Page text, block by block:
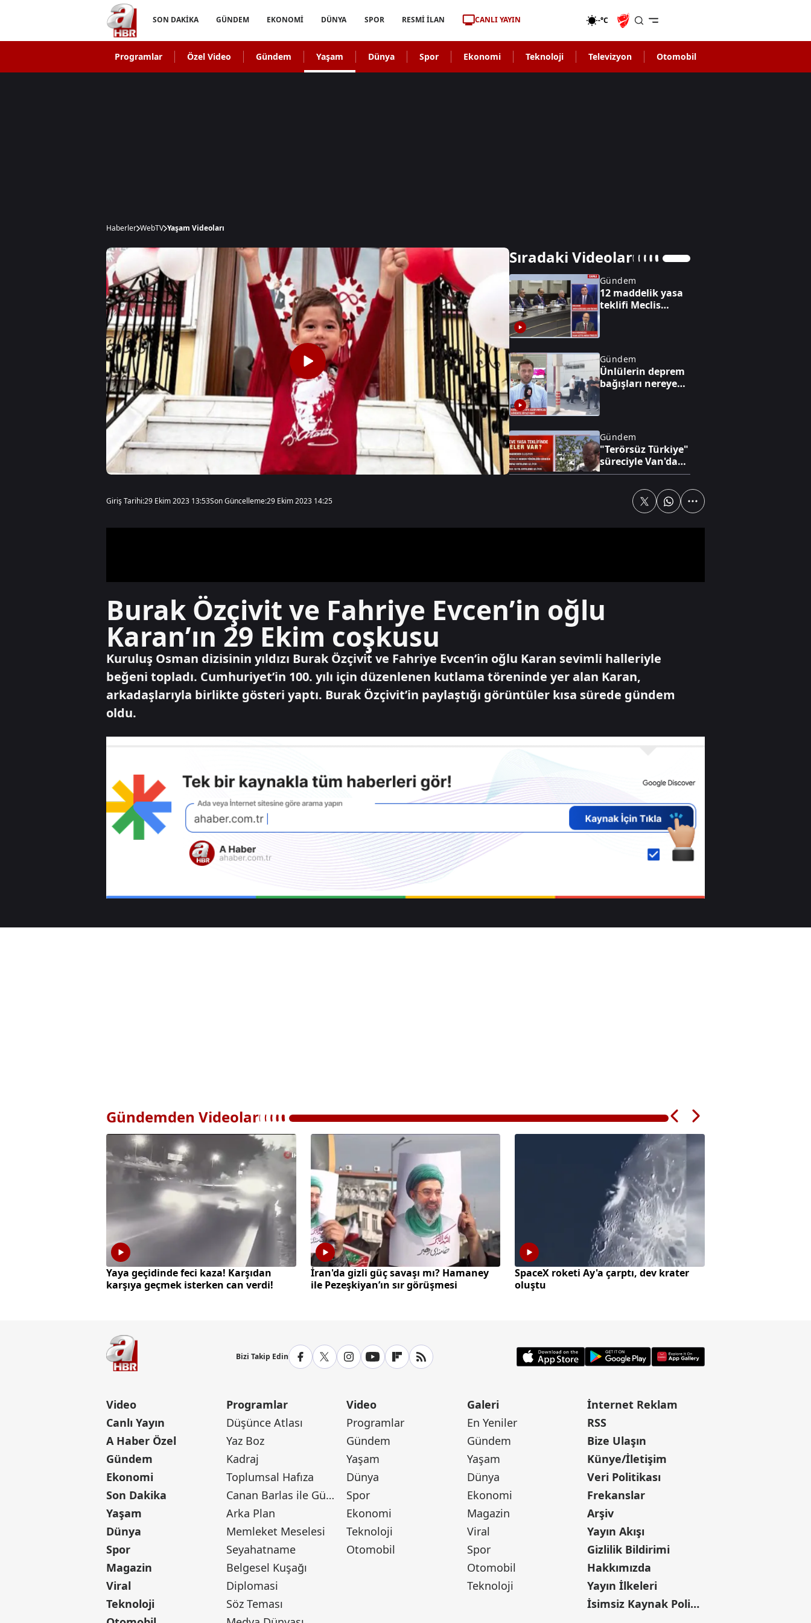
SON DAKİKA GÜNDEM EKONOMİ DÜNYA SPOR RESMİ İLAN CANLI YAYIN -°C
Programlar Özel Video Gündem Yaşam Dünya Spor Ekonomi Teknoloji Televizyon Otomobil
Haberler WebTV Yaşam Videoları
Sıradaki Videolar
Gündem
12 maddelik yasa
teklifi Meclis
Gündem
Ünlülerin deprem
bağışları nereye
Gündem
"Terörsüz Türkiye"
süreciyle Van'da
yatırım ve huzur
"O ne bilema bir
Çalışmadan
emekli olmak
Ekonomi
Altın fiyatlarında
sürpriz savaş
Giriş Tarihi:29 Ekim 2023 13:53Son Güncelleme:29 Ekim 2023 14:25
Burak Özçivit ve Fahriye Evcen’in oğlu
Karan’ın 29 Ekim coşkusu
Kuruluş Osman dizisinin yıldızı Burak Özçivit ve Fahriye Evcen’in oğlu Karan sevimli halleriyle
beğeni topladı. Cumhuriyet’in 100. yılı için düzenlenen kutlama töreninde yer alan Karan,
arkadaşlarıyla birlikte gösteri yaptı. Burak Özçivit’in paylaştığı görüntüler kısa sürede gündem
oldu.
Gündemden Videolar
Yaya geçidinde feci kaza! Karşıdan
karşıya geçmek isterken can verdi!
İran'da gizli güç savaşı mı? Hamaney
ile Pezeşkiyan’ın sır görüşmesi
SpaceX roketi Ay'a çarptı, dev krater
oluştu
Bizi Takip Edin
Video
Canlı Yayın
A Haber Özel
Gündem
Ekonomi
Son Dakika
Yaşam
Dünya
Spor
Magazin
Viral
Teknoloji
Programlar
Düşünce Atlası
Yaz Boz
Kadraj
Toplumsal Hafıza
Canan Barlas ile Gündem
Arka Plan
Memleket Meselesi
Seyahatname
Belgesel Kuşağı
Diplomasi
Söz Teması
Video
Programlar
Gündem
Yaşam
Dünya
Spor
Ekonomi
Teknoloji
Otomobil
Galeri
En Yeniler
Gündem
Yaşam
Dünya
Ekonomi
Magazin
Viral
Spor
Otomobil
Teknoloji
İnternet Reklam
RSS
Bize Ulaşın
Künye/İletişim
Veri Politikası
Frekanslar
Arşiv
Yayın Akışı
Gizlilik Bildirimi
Hakkımızda
Yayın İlkeleri
İsimsiz Kaynak Politikası